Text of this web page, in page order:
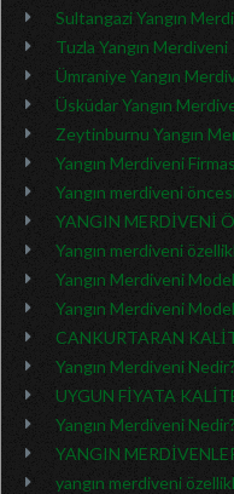
Sultangazi Yangın
Tuzla Yangın Merdiveni
Ümraniye Yangın
Üsküdar Yangın
Zeytinburnu Yangın
Yangın Merdiveni
Yangın merdiveni
YANGIN MERDİVENİ
Yangın merdiveni
Yangın Merdiveni
Yangın Merdiveni
CANKURTARAN
Yangın Merdiveni Nedir?
UYGUN FİYATA
Yangın Merdiveni Nedir?
YANGIN
yangın merdiveni